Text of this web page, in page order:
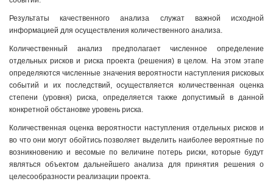
Результаты качественного анализа служат важной исходной
информацией для осуществления количественного анализа.
Количественный анализ предполагает численное определение
отдельных рисков и риска проекта (решения) в целом. На этом этапе
определяются численные значения вероятности наступления рисковых
событий и их последствий, осуществляется количественная оценка
степени (уровня) риска, определяется также допустимый в данной
конкретной обстановке уровень риска.
Количественная оценка вероятности наступления отдельных рисков и
во что они могут обойтись позволяет выделить наиболее вероятные по
возникновению и весомые по величине потерь риски, которые будут
являться объектом дальнейшего анализа для принятия решения о
целесообразности реализации проекта.